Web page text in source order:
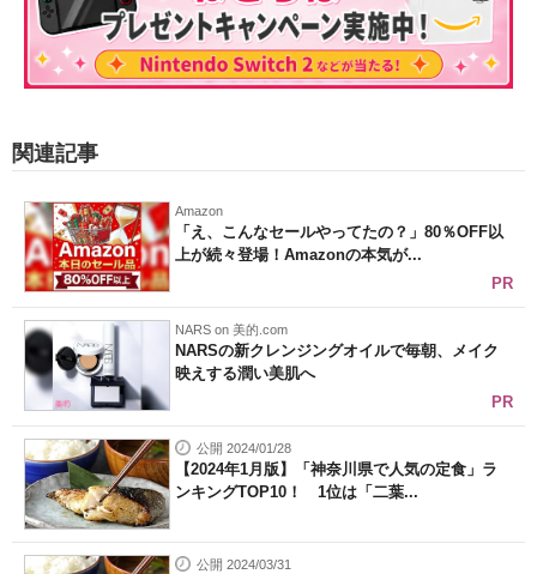
関連記事
Amazon
「え、こんなセールやってたの？」80％OFF以
上が続々登場！Amazonの本気が...
PR
NARS on 美的.com
NARSの新クレンジングオイルで毎朝、メイク
映えする潤い美肌へ
PR
公開 2024/01/28
【2024年1月版】「神奈川県で人気の定食」ラ
ンキングTOP10！ 1位は「二葉...
公開 2024/03/31